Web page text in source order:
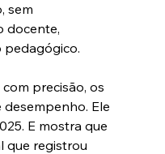
sem
docente,
precisão, os
Ele
E mostra que
que registrou